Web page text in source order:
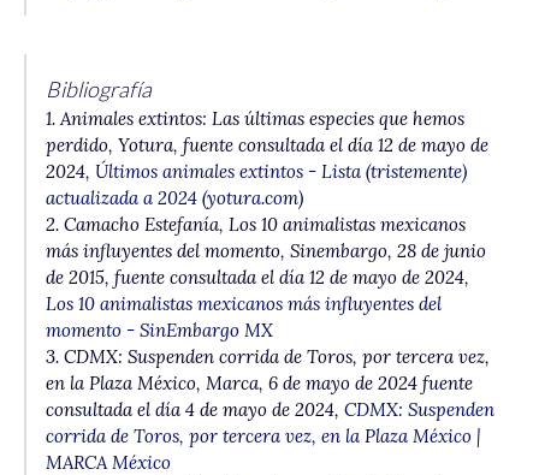
Bibliografía
1. Animales extintos: Las últimas especies que hemos
perdido, Yotura, fuente consultada el día 12 de mayo de
2024, Últimos animales extintos - Lista (tristemente)
actualizada a 2024 (yotura.com)
2. Camacho Estefanía, Los 10 animalistas mexicanos
más influyentes del momento, Sinembargo, 28 de junio
de 2015, fuente consultada el día 12 de mayo de 2024,
Los 10 animalistas mexicanos más influyentes del
momento - SinEmbargo MX
3. CDMX: Suspenden corrida de Toros, por tercera vez,
en la Plaza México, Marca, 6 de mayo de 2024 fuente
consultada el día 4 de mayo de 2024, CDMX: Suspenden
corrida de Toros, por tercera vez, en la Plaza México |
MARCA México